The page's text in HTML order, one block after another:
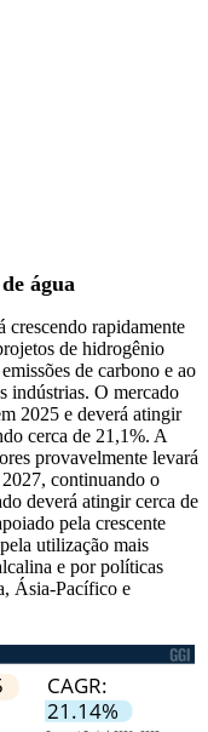
água
crescendo rapidamente
de hidrogênio
de carbono e ao
indústrias. O mercado
2025 e deverá atingir
cerca de 21,1%. A
provavelmente levará
continuando o
deverá atingir cerca de
pela crescente
utilização mais
e por políticas
Ásia-Pacífico e